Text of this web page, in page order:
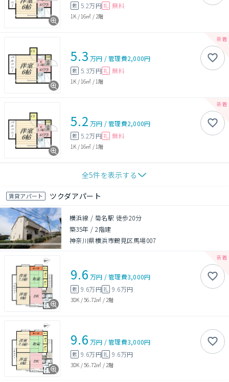
敷 5.2万円 礼 無料
1K / 16㎡ / 2階
5.3 万円 /管理費2,000円
敷 5.3万円 礼 無料
1K / 16㎡ / 1階
5.2 万円 /管理費2,000円
敷 5.2万円 礼 無料
1K / 16㎡ / 1階
全5件を表示する
賃貸アパート ツクダアパート
横浜線 / 菊名駅 徒歩20分
築35年 /2階建
神奈川県横浜市鶴見区馬場007
9.6 万円 /管理費3,000円
敷 9.6万円礼 9.6万円
3DK /56.72㎡ / 2階
9.6 万円 /管理費3,000円
敷 9.6万円礼 9.6万円
3DK /56.72㎡ / 2階